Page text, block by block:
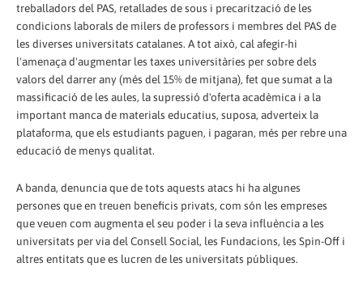
treballadors del PAS, retallades de sous i precarització de les
condicions laborals de milers de professors i membres del PAS de
les diverses universitats catalanes. A tot això, cal afegir-hi
l'amenaça d'augmentar les taxes universitàries per sobre dels
valors del darrer any (més del 15% de mitjana), fet que sumat a la
massificació de les aules, la supressió d'oferta acadèmica i a la
important manca de materials educatius, suposa, adverteix la
plataforma, que els estudiants paguen, i pagaran, més per rebre una
educació de menys qualitat.
A banda, denuncia que de tots aquests atacs hi ha algunes
persones que en treuen beneficis privats, com són les empreses
que veuen com augmenta el seu poder i la seva influència a les
universitats per via del Consell Social, les Fundacions, les Spin-Off i
altres entitats que es lucren de les universitats públiques.